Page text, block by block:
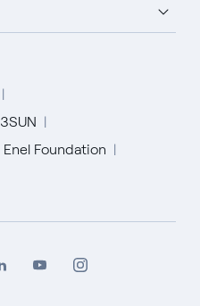
3SUN
Enel Foundation